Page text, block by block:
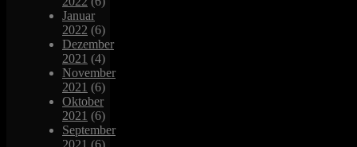
Januar
2022 (6)
Dezember
2021 (4)
November
2021 (6)
Oktober
2021 (6)
September
2021 (6)